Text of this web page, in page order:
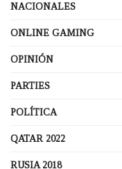
NACIONALES
ONLINE GAMING
OPINIÓN
PARTIES
POLÍTICA
QATAR 2022
RUSIA 2018